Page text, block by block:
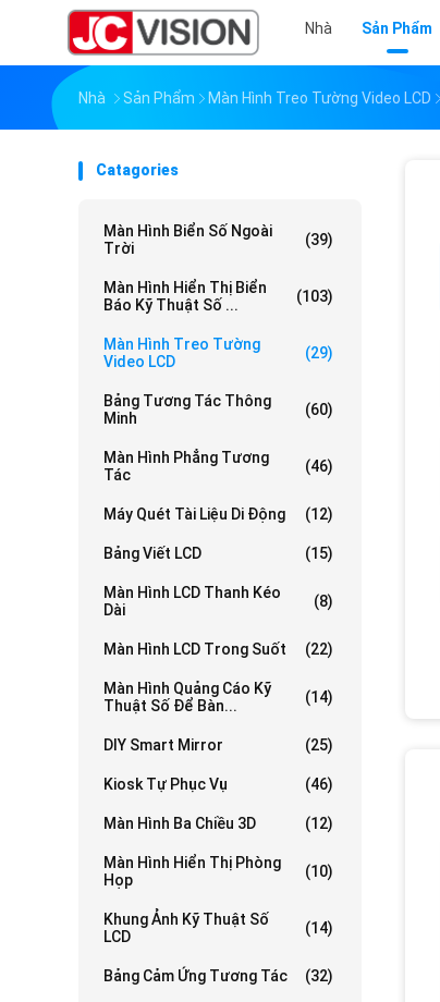
Nhà Sản Phẩm
Nhà Sản Phẩm Màn Hình Treo Tường Video LCD
Catagories
Màn Hình Biển Số Ngoài
Trời
(39)
Màn Hình Hiển Thị Biển
Báo Kỹ Thuật Số ...
(103)
Màn Hình Treo Tường
Video LCD
(29)
Bảng Tương Tác Thông
Minh
(60)
Màn Hình Phẳng Tương
Tác
(46)
Máy Quét Tài Liệu Di Động (12)
Bảng Viết LCD (15)
Màn Hình LCD Thanh Kéo
Dài
(8)
Màn Hình LCD Trong Suốt (22)
Màn Hình Quảng Cáo Kỹ
Thuật Số Để Bàn...
(14)
DIY Smart Mirror (25)
Kiosk Tự Phục Vụ (46)
Màn Hình Ba Chiều 3D (12)
Màn Hình Hiển Thị Phòng
Họp
(10)
Khung Ảnh Kỹ Thuật Số
LCD
(14)
Bảng Cảm Ứng Tương Tác (32)